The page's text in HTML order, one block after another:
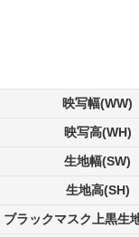
映写幅(WW)
映写高(WH)
生地幅(SW)
生地高(SH)
ブラックマスク上黒生